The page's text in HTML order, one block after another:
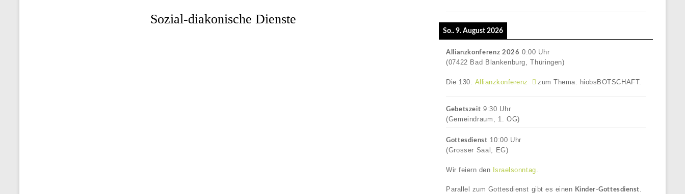
Sozial-diakonische Dienste
So.. 9. August 2026
Allianzkonferenz 2026 0:00 Uhr
(07422 Bad Blankenburg, Thüringen)
Die 130. Allianzkonferenz zum Thema: hiobsBOTSCHAFT.
Gebetszeit 9:30 Uhr
(Gemeindraum, 1. OG)
Gottesdienst 10:00 Uhr
(Grosser Saal, EG)
Wir feiern den Israelsonntag.
Parallel zum Gottesdienst gibt es einen Kinder-Gottesdienst.